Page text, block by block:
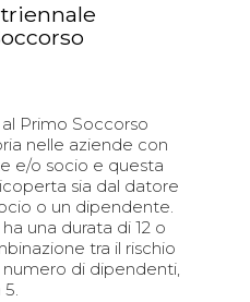
Primo Soccorso
nelle aziende con
e/o socio e questa
sia dal datore
o un dipendente.
una durata di 12 o
tra il rischio
di dipendenti,